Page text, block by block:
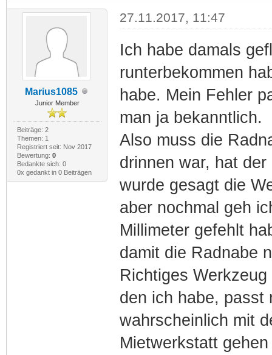
Marius1085
Junior Member
Beiträge: 2
Themen: 1
Registriert seit: Nov 2017
Bewertung: 0
Bedankte sich: 0
0x gedankt in 0 Beiträgen
27.11.2017, 11:47
Ich habe damals
runterbekommen
habe. Mein Fehler
man ja bekanntlich.
Also muss die
drinnen war, hat
wurde gesagt die
aber nochmal geh
Millimeter gefehlt
damit die Radnabe
Richtiges
den ich habe, passt
wahrscheinlich mit
Mietwerkstatt